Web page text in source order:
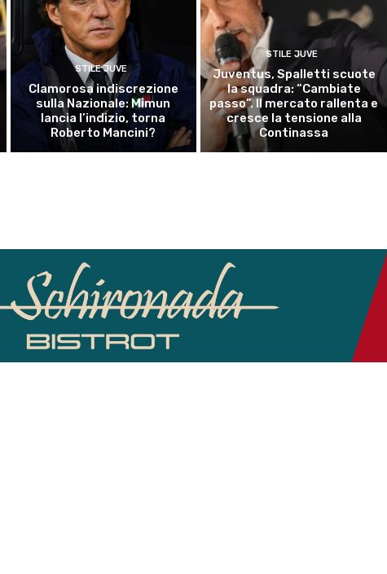
STILE JUVE
Clamorosa indiscrezione
sulla Nazionale: Mimun
lancia l’indizio, torna
Roberto Mancini?
STILE JUVE
Juventus, Spalletti scuote
la squadra: “Cambiate
passo”. Il mercato rallenta e
cresce la tensione alla
Continassa